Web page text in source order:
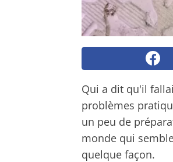
Qui a dit qu'il
problèmes
un peu de
monde qui
quelque façon.